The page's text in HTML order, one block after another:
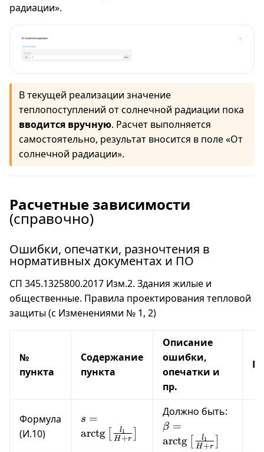
радиации».
В текущей реализации значение
теплопоступлений от солнечной радиации пока
вводится вручную. Расчет выполняется
самостоятельно, результат вносится в поле «От
солнечной радиации».
Расчетные зависимости
(справочно)
Ошибки, опечатки, разночтения в
нормативных документах и ПО
СП 345.1325800.2017 Изм.2. Здания жилые и
общественные. Правила проектирования тепловой
защиты (с Изменениями № 1, 2)
№
пункта
Содержание
пункта
Описание
ошибки,
опечатки и
пр.
Формула
(И.10)
s =
{H + r}\right]
s =
arctg
H+r
l1
Должно быть:
β =
arctg
H+r
l1